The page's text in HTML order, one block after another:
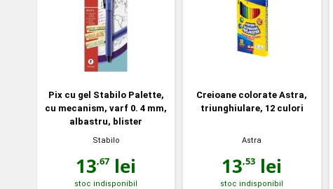
Pix cu gel Stabilo Palette,
cu mecanism, varf 0. 4 mm,
albastru, blister
Stabilo
13,67 lei
stoc indisponibil
Creioane colorate Astra,
triunghiulare, 12 culori
Astra
13,53 lei
stoc indisponibil